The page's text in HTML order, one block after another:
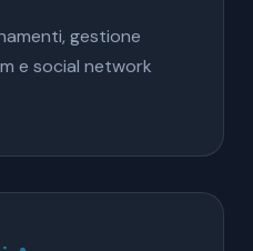
gestione
e social network